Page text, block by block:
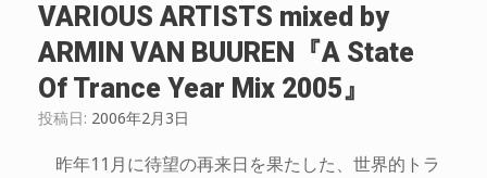
VARIOUS ARTISTS mixed by
ARMIN VAN BUUREN『A State
Of Trance Year Mix 2005』
投稿日: 2006年2月3日
昨年11月に待望の再来日を果たした、世界的トラ